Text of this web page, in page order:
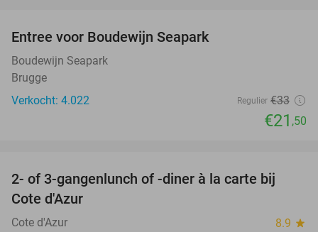
Entree voor Boudewijn Seapark
Boudewijn Seapark
Brugge
Verkocht: 4.022
Regulier €33
€21 ,50
49%
2- of 3-gangenlunch of -diner à la carte bij
Cote d'Azur
Cote d'Azur 8.9 star